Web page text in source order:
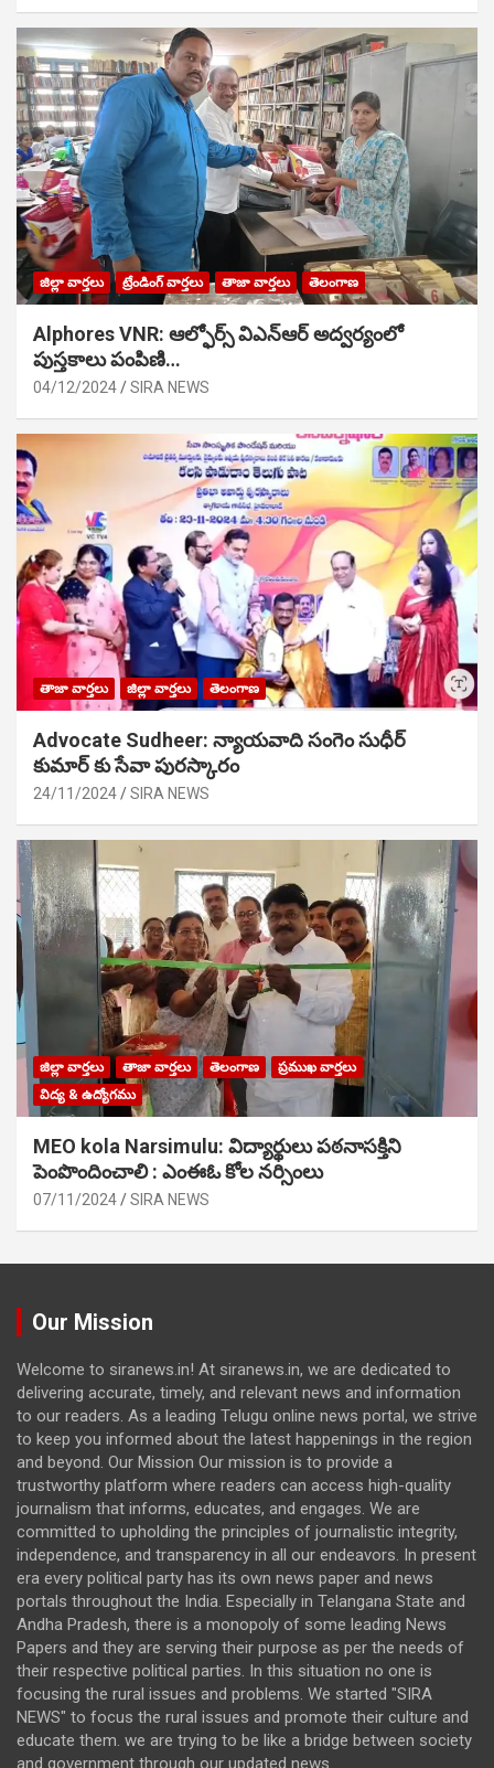
జిల్లా వార్తలు ట్రేండింగ్ వార్తలు తాజా వార్తలు తెలంగాణ
Alphores VNR: ఆల్ఫోర్స్ విఎన్ఆర్ అద్వర్యంలో
పుస్తకాలు పంపిణి…
04/12/2024 SIRA NEWS
తాజా వార్తలు జిల్లా వార్తలు తెలంగాణ
Advocate Sudheer: న్యాయవాది సంగెం సుధీర్
కుమార్ కు సేవా పురస్కారం
24/11/2024 SIRA NEWS
జిల్లా వార్తలు తాజా వార్తలు తెలంగాణ
ప్రముఖ వార్తలు
విద్య & ఉద్యోగము
MEO kola Narsimulu: విద్యార్థులు పఠ‌నాసక్తిని
పెంపొందించాలి : ఎంఈఓ కోల నర్సింలు
07/11/2024 SIRA NEWS
Our Mission
Welcome to siranews.in! At siranews.in, we are dedicated to
delivering accurate, timely, and relevant news and information
to our readers. As a leading Telugu online news portal, we strive
to keep you informed about the latest happenings in the region
and beyond. Our Mission Our mission is to provide a
trustworthy platform where readers can access high-quality
journalism that informs, educates, and engages. We are
committed to upholding the principles of journalistic integrity,
independence, and transparency in all our endeavors. In present
era every political party has its own news paper and news
portals throughout the India. Especially in Telangana State and
Andha Pradesh, there is a monopoly of some leading News
Papers and they are serving their purpose as per the needs of
their respective political parties. In this situation no one is
focusing the rural issues and problems. We started "SIRA
NEWS" to focus the rural issues and promote their culture and
educate them. we are trying to be like a bridge between society
and government through our updated news.